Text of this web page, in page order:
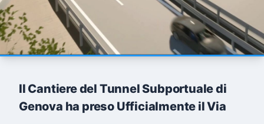
Il Cantiere del Tunnel Subportuale di
Genova ha preso Ufficialmente il Via